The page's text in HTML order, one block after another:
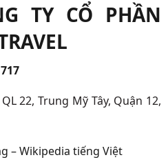
TY CỔ PHẦN
22, Trung Mỹ Tây, Quận 12,